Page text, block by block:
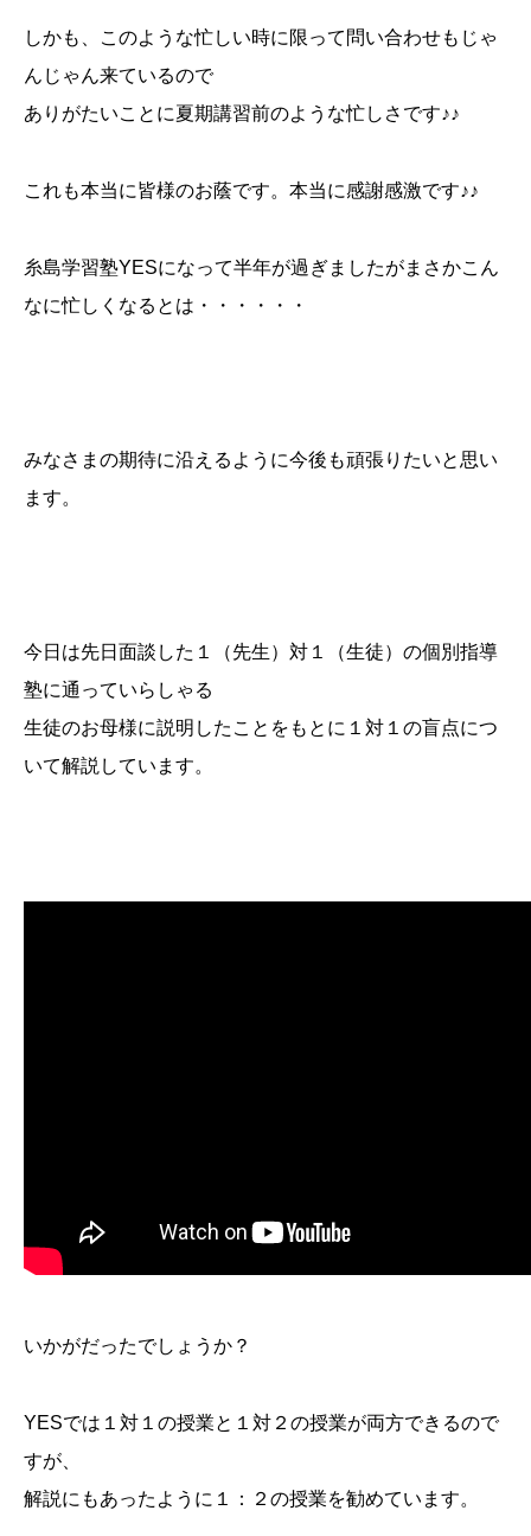
しかも、このような忙しい時に限って問い合わせもじゃ
んじゃん来ているので
ありがたいことに夏期講習前のような忙しさです♪♪
これも本当に皆様のお蔭です。本当に感謝感激です♪♪
糸島学習塾YESになって半年が過ぎましたがまさかこん
なに忙しくなるとは・・・・・・
みなさまの期待に沿えるように今後も頑張りたいと思い
ます。
今日は先日面談した１（先生）対１（生徒）の個別指導
塾に通っていらしゃる
生徒のお母様に説明したことをもとに１対１の盲点につ
いて解説しています。
いかがだったでしょうか？
YESでは１対１の授業と１対２の授業が両方できるので
すが、
解説にもあったように１：２の授業を勧めています。